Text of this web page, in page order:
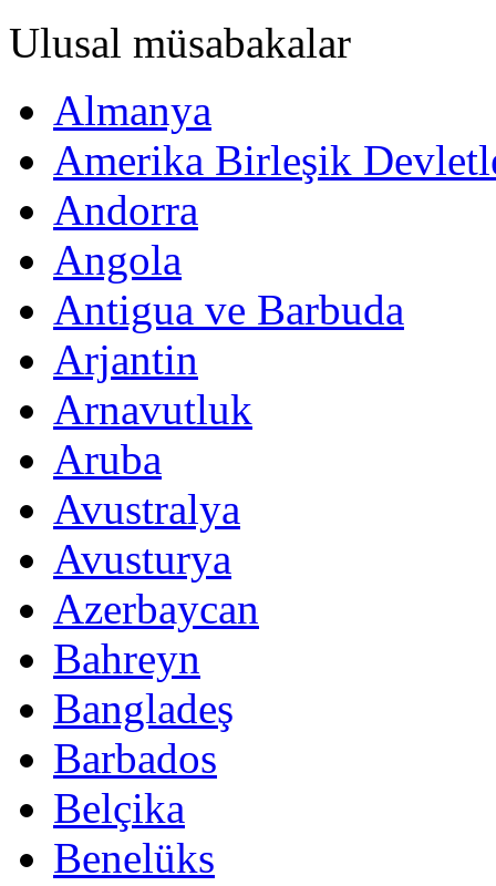
Ulusal müsabakalar
Almanya
Amerika Birleşik
Andorra
Angola
Antigua ve Barbuda
Arjantin
Arnavutluk
Aruba
Avustralya
Avusturya
Azerbaycan
Bahreyn
Bangladeş
Barbados
Belçika
Benelüks